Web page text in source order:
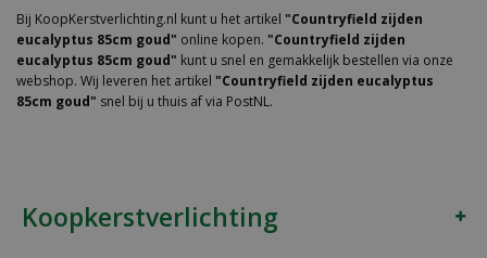
Bij KoopKerstverlichting.nl kunt u het artikel "Countryfield zijden
eucalyptus 85cm goud" online kopen. "Countryfield zijden
eucalyptus 85cm goud" kunt u snel en gemakkelijk bestellen via onze
webshop. Wij leveren het artikel "Countryfield zijden eucalyptus
85cm goud" snel bij u thuis af via PostNL.
Koopkerstverlichting